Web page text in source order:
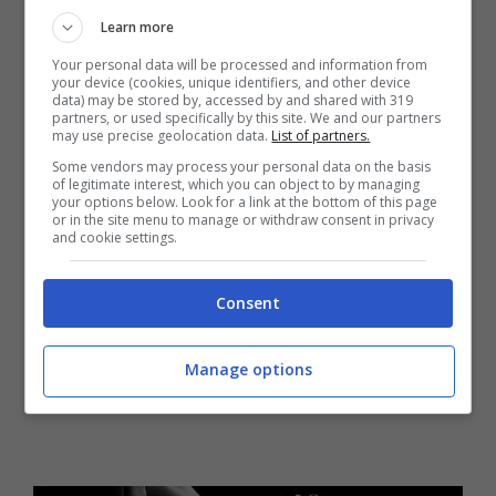
leggere i titoli di tutte le canzoni proposte
nell’attesa uscita discografica. Cliccando su
ogni singola traccia, potete ascoltare
audio in streaming .
Learn more
Your personal data will be processed and information from
your device (cookies, unique identifiers, and other device
data) may be stored by, accessed by and shared with 319
partners, or used specifically by this site. We and our partners
may use precise geolocation data. List of partners.
Some vendors may process your personal data on the basis
of legitimate interest, which you can object to by managing
your options below. Look for a link at the bottom of this page
or in the site menu to manage or withdraw consent in privacy
and cookie settings.
Consent
Manage options